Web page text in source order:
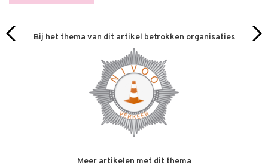
Bij het thema van dit artikel betrokken organisaties
Meer artikelen met dit thema